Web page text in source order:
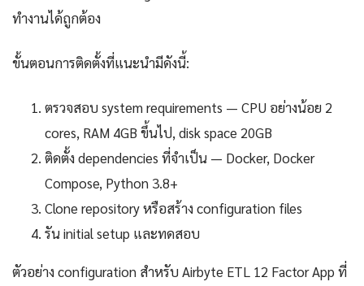
ทำงานได้ถูกต้อง
ขั้นตอนการติดตั้งที่แนะนำมีดังนี้:
ตรวจสอบ system requirements — CPU อย่างน้อย 2
cores, RAM 4GB ขึ้นไป, disk space 20GB
ติดตั้ง dependencies ที่จำเป็น — Docker, Docker
Compose, Python 3.8+
Clone repository หรือสร้าง configuration files
รัน initial setup และทดสอบ
ตัวอย่าง configuration สำหรับ Airbyte ETL 12 Factor App ที่